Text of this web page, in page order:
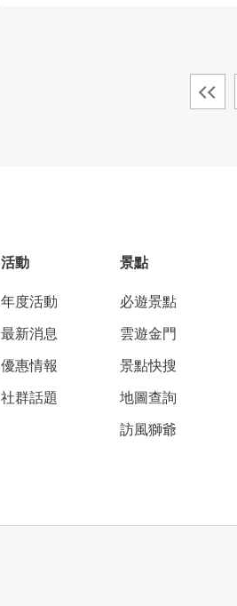
活動
年度活動
最新消息
優惠情報
社群話題
景點
必遊景點
雲遊金門
景點快搜
地圖查詢
訪風獅爺